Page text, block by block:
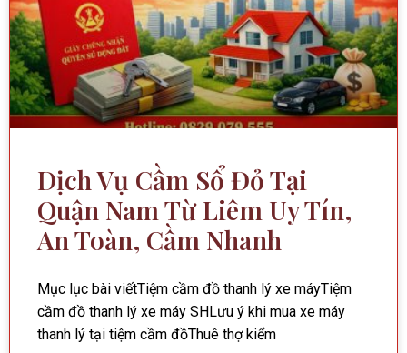
Dịch Vụ Cầm Sổ Đỏ Tại
Quận Nam Từ Liêm Uy Tín,
An Toàn, Cầm Nhanh
Mục lục bài viếtTiệm cầm đồ thanh lý xe máyTiệm
cầm đồ thanh lý xe máy SHLưu ý khi mua xe máy
thanh lý tại tiệm cầm đồThuê thợ kiểm